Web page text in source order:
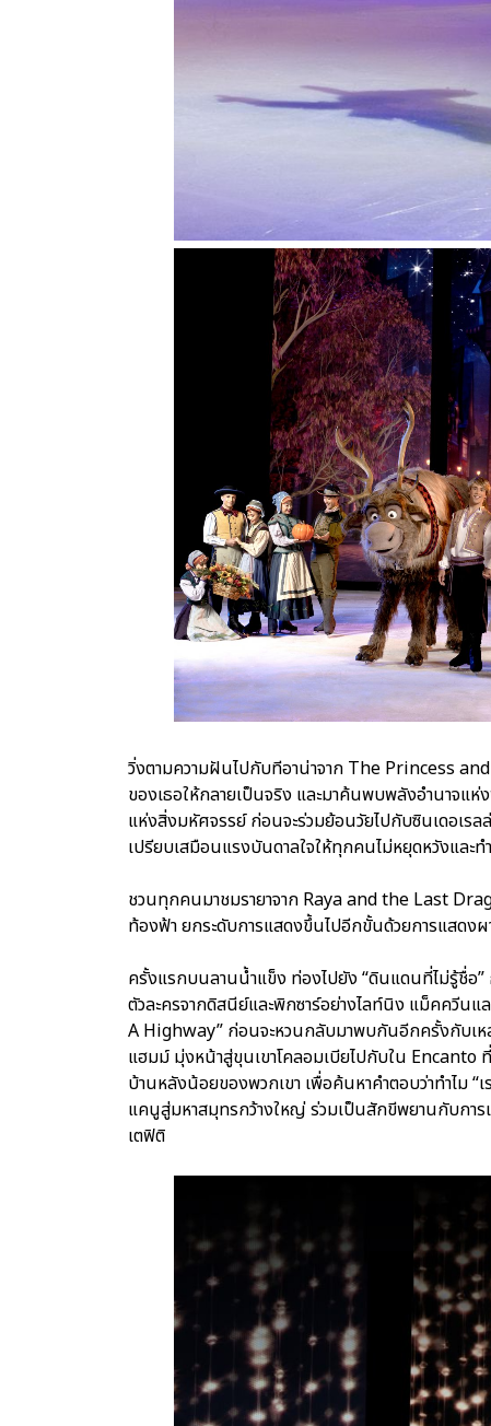
วิ่งตามความฝันไปกับทีอาน่าจาก The Princess
ของเธอให้กลายเป็นจริง และมาค้นพบพลังอำนาจแห่
แห่งสิ่งมหัศจรรย์ ก่อนจะร่วมย้อนวัยไปกับซินเดอเรลล่
เปรียบเสมือนแรงบันดาลใจให้ทุกคนไม่หยุดหวังและ
ชวนทุกคนมาชมรายาจาก Raya and the Last
ท้องฟ้า ยกระดับการแสดงขึ้นไปอีกขั้นด้วยการแสด
ครั้งแรกบนลานน้ำแข็ง ท่องไปยัง “ดินแดนที่ไม่รู้ชื่อ
ตัวละครจากดิสนีย์และพิกซาร์อย่างไลท์นิง แม็คควีน
A Highway” ก่อนจะหวนกลับมาพบกันอีกครั้งกับเห
แฮมม์ มุ่งหน้าสู่ขุนเขาโคลอมเบียไปกับใน
บ้านหลังน้อยของพวกเขา เพื่อค้นหาคำตอบว่าทำไม “
แคนูสู่มหาสมุทรกว้างใหญ่ ร่วมเป็นสักขีพยานกับการ
เตฟิติ